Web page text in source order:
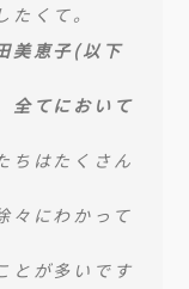
くて。
美恵子(以下
全てにおいて
ちはたくさん
々にわかって
とが多いです